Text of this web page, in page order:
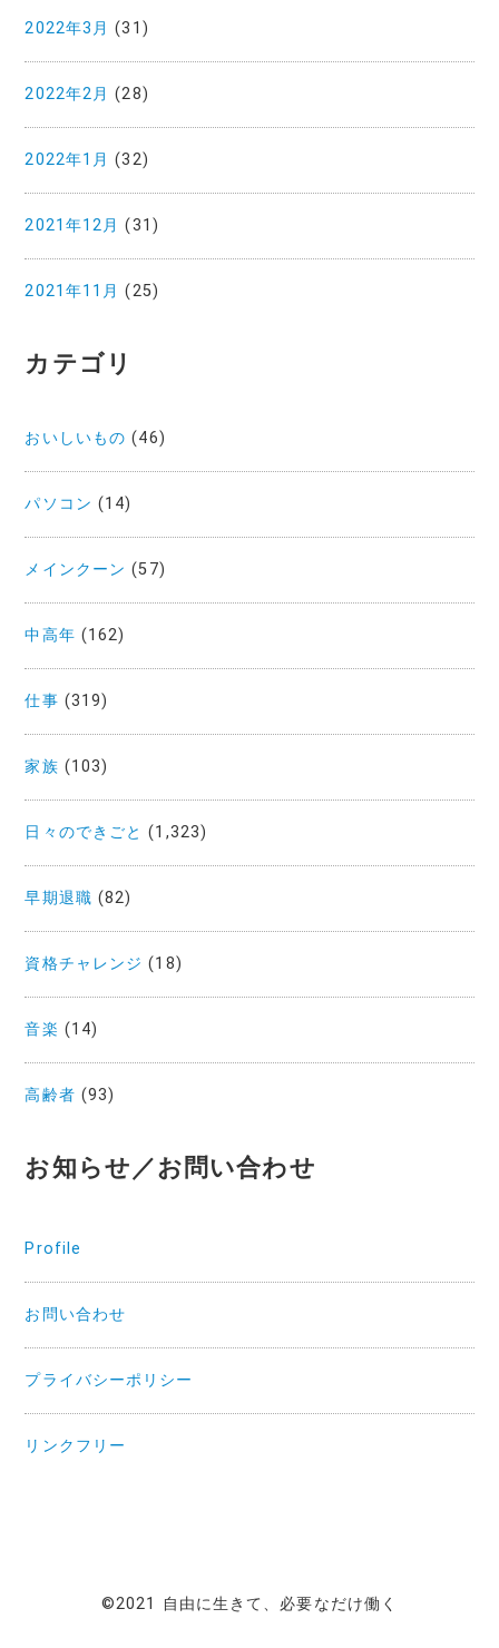
2022年3月 (31)
2022年2月 (28)
2022年1月 (32)
2021年12月 (31)
2021年11月 (25)
カテゴリ
おいしいもの (46)
パソコン (14)
メインクーン (57)
中高年 (162)
仕事 (319)
家族 (103)
日々のできごと (1,323)
早期退職 (82)
資格チャレンジ (18)
音楽 (14)
高齢者 (93)
お知らせ／お問い合わせ
Profile
お問い合わせ
プライバシーポリシー
リンクフリー
©2021 自由に生きて、必要なだけ働く